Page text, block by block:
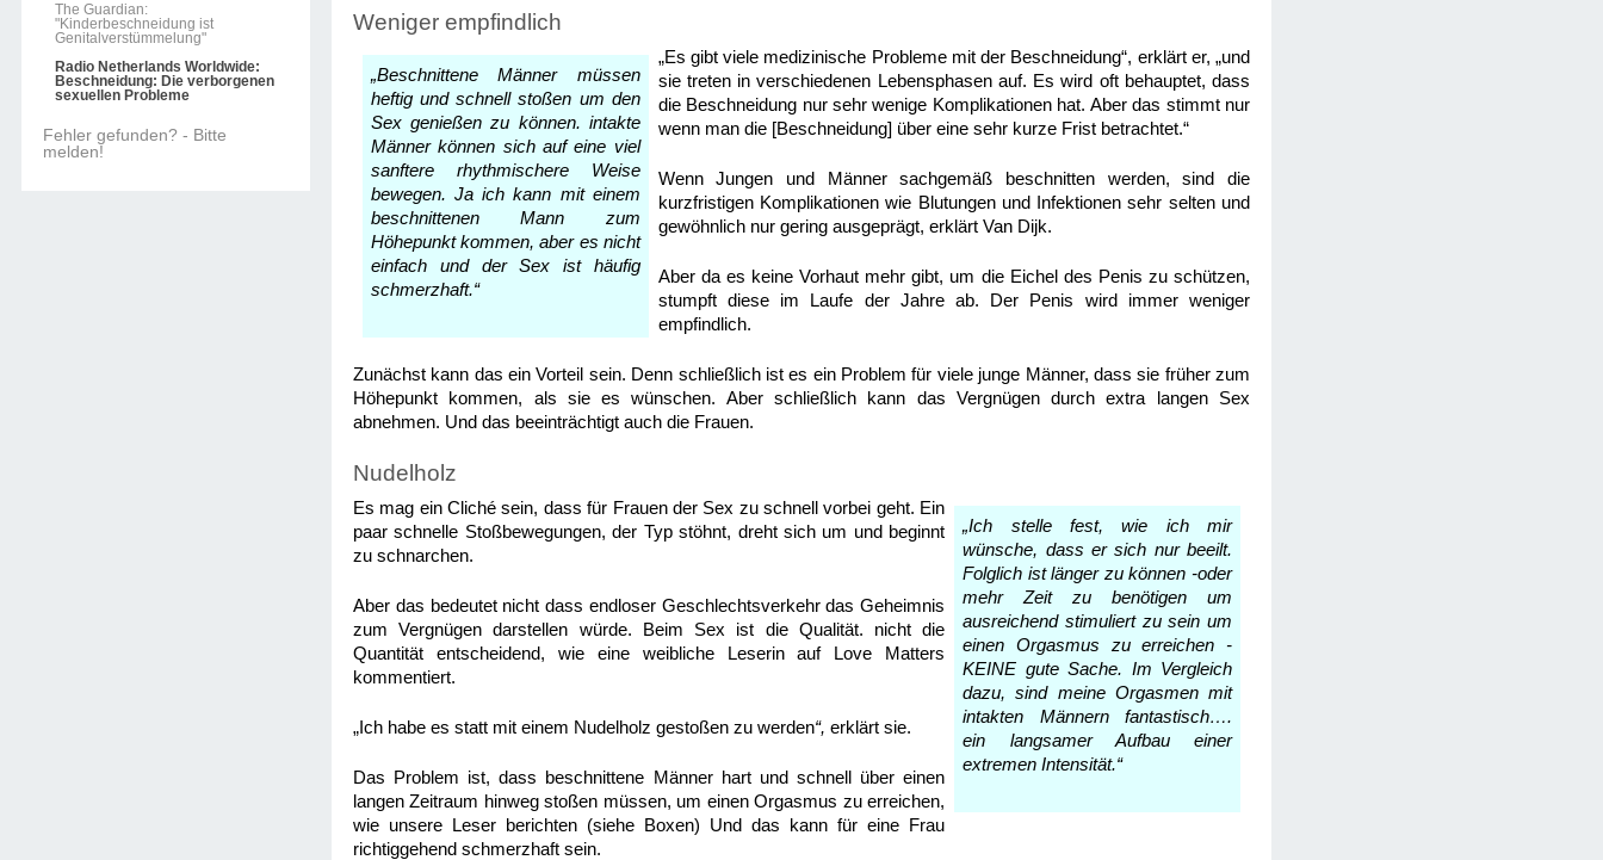
The Guardian:
"Kinderbeschneidung ist
Genitalverstümmelung"
Radio Netherlands Worldwide:
Beschneidung: Die verborgenen
sexuellen Probleme
Fehler gefunden? - Bitte
melden!
Weniger empfindlich
„Beschnittene Männer müssen
heftig und schnell stoßen um den
Sex genießen zu können. intakte
Männer können sich auf eine viel
sanftere rhythmischere Weise
bewegen. Ja ich kann mit einem
beschnittenen Mann zum
Höhepunkt kommen, aber es nicht
einfach und der Sex ist häufig
schmerzhaft.“
„Es gibt viele medizinische Probleme mit der Beschneidung“, erklärt er, „und
sie treten in verschiedenen Lebensphasen auf. Es wird oft behauptet, dass
die Beschneidung nur sehr wenige Komplikationen hat. Aber das stimmt nur
wenn man die [Beschneidung] über eine sehr kurze Frist betrachtet.“
Wenn Jungen und Männer sachgemäß beschnitten werden, sind die
kurzfristigen Komplikationen wie Blutungen und Infektionen sehr selten und
gewöhnlich nur gering ausgeprägt, erklärt Van Dijk.
Aber da es keine Vorhaut mehr gibt, um die Eichel des Penis zu schützen,
stumpft diese im Laufe der Jahre ab. Der Penis wird immer weniger
empfindlich.
Zunächst kann das ein Vorteil sein. Denn schließlich ist es ein Problem für viele junge Männer, dass sie früher zum
Höhepunkt kommen, als sie es wünschen. Aber schließlich kann das Vergnügen durch extra langen Sex
abnehmen. Und das beeinträchtigt auch die Frauen.
Nudelholz
„Ich stelle fest, wie ich mir
wünsche, dass er sich nur beeilt.
Folglich ist länger zu können -oder
mehr Zeit zu benötigen um
ausreichend stimuliert zu sein um
einen Orgasmus zu erreichen -
KEINE gute Sache. Im Vergleich
dazu, sind meine Orgasmen mit
intakten Männern fantastisch….
ein langsamer Aufbau einer
extremen Intensität.“
Es mag ein Cliché sein, dass für Frauen der Sex zu schnell vorbei geht. Ein
paar schnelle Stoßbewegungen, der Typ stöhnt, dreht sich um und beginnt
zu schnarchen.
Aber das bedeutet nicht dass endloser Geschlechtsverkehr das Geheimnis
zum Vergnügen darstellen würde. Beim Sex ist die Qualität. nicht die
Quantität entscheidend, wie eine weibliche Leserin auf Love Matters
kommentiert.
„Ich habe es statt mit einem Nudelholz gestoßen zu werden“, erklärt sie.
Das Problem ist, dass beschnittene Männer hart und schnell über einen
langen Zeitraum hinweg stoßen müssen, um einen Orgasmus zu erreichen,
wie unsere Leser berichten (siehe Boxen) Und das kann für eine Frau
richtiggehend schmerzhaft sein.